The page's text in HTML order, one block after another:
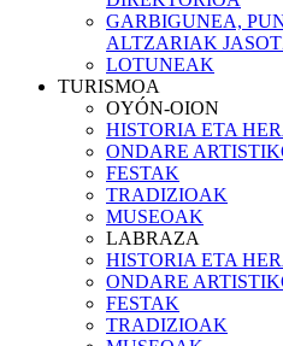
GARBIGUNEA,
ALTZARIAK
LOTUNEAK
TURISMOA
OYÓN-OION
HISTORIA ETA
ONDARE
FESTAK
TRADIZIOAK
MUSEOAK
LABRAZA
HISTORIA ETA
ONDARE
FESTAK
TRADIZIOAK